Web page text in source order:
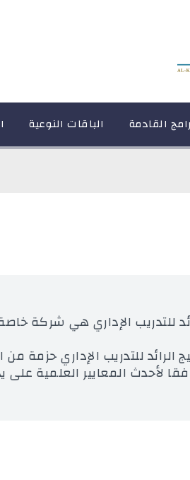
القادمة الباقات النوعية
للتدريب الإداري هي شركة
الرائد للتدريب الإداري حزمة
لأحدث المعايير العلمية